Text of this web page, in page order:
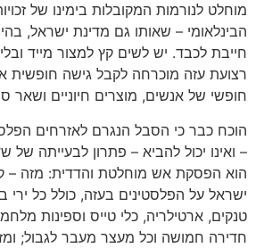
מוחלט לנורמות המקובלות בימינו של
הבינלאומי – שאותו גם מדינת ישראל,
חייבת לכבד. יש לשים קץ למצור מייד
רצועת עזה מוכרחה לקבל גישה חופשית
חופשי של אנשים, מוצרים חיוניים ושאר
הוכח כבר כי הסבל הנגרם לאזרחים
– ואינו יכול להביא – פתרון לבעייתה של
הוא הפסקת אש מוחלטת והדדית: מזה –
ישראל על הפלסטינים בעזה, כולל כל ירי
טנקים, ארטילריה, כלי טייס וספינות
חדירה חמושה וכל מעצר מעבר לגבול;